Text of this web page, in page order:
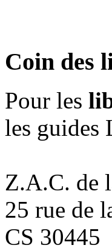
Coin des
Pour les
les guides
Z.A.C. de
25 rue de
CS 30445